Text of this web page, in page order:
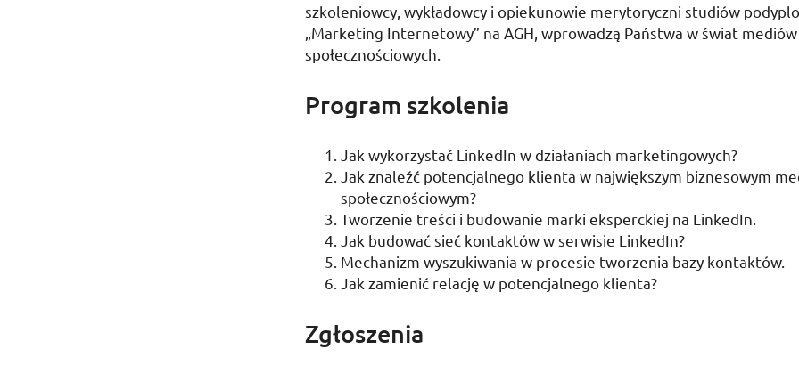
szkoleniowcy, wykładowcy i opiekunowie merytoryczni studiów
„Marketing Internetowy” na AGH , wprowadzą Państwa w świat mediów
społecznościowych.
Program szkolenia
Jak wykorzystać LinkedIn w działaniach marketingowych?
Jak znaleźć potencjalnego klienta w największym biznesowym
społecznościowym?
Tworzenie treści i budowanie marki eksperckiej na LinkedIn.
Jak budować sieć kontaktów w serwisie LinkedIn?
Mechanizm wyszukiwania w procesie tworzenia bazy kontaktów.
Jak zamienić relację w potencjalnego klienta?
Zgłoszenia